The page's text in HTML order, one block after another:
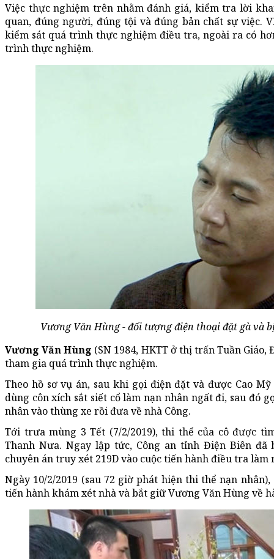
Việc thực nghiệm trên nhằm đánh giá, kiểm tra lời
quan, đúng người, đúng tội và đúng bản chất sự việc.
kiểm sát quá trình thực nghiệm điều tra, ngoài ra có
trình thực nghiệm.
Vương Văn Hùng - đối tượng điện thoại đặt gà và
Vương Văn Hùng (SN 1984, HKTT ở thị trấn Tuần
tham gia quá trình thực nghiệm.
Theo hồ sơ vụ án, sau khi gọi điện đặt và được Cao
dùng côn xích sắt siết cổ làm nạn nhân ngất đi, sau đó
nhân vào thùng xe rồi đưa về nhà Công.
Tới trưa mùng 3 Tết (7/2/2019), thi thể của cô được
Thanh Nưa. Ngay lập tức, Công an tỉnh Điện Biên đã
chuyên án truy xét 219D vào cuộc tiến hành điều tra làm
Ngày 10/2/2019 (sau 72 giờ phát hiện thi thể nạn
tiến hành khám xét nhà và bắt giữ Vương Văn Hùng về